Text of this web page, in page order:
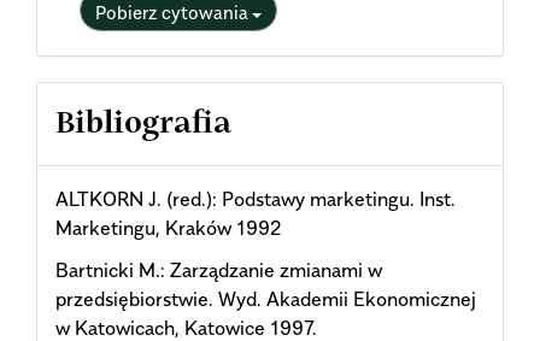
Pobierz cytowania
Bibliografia
ALTKORN J. (red.): Podstawy marketingu. Inst.
Marketingu, Kraków 1992
Bartnicki M.: Zarządzanie zmianami w
przedsiębiorstwie. Wyd. Akademii Ekonomicznej
w Katowicach, Katowice 1997.